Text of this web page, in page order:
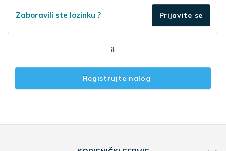
Zaboravili ste lozinku ?
ili
Registrujte nalog